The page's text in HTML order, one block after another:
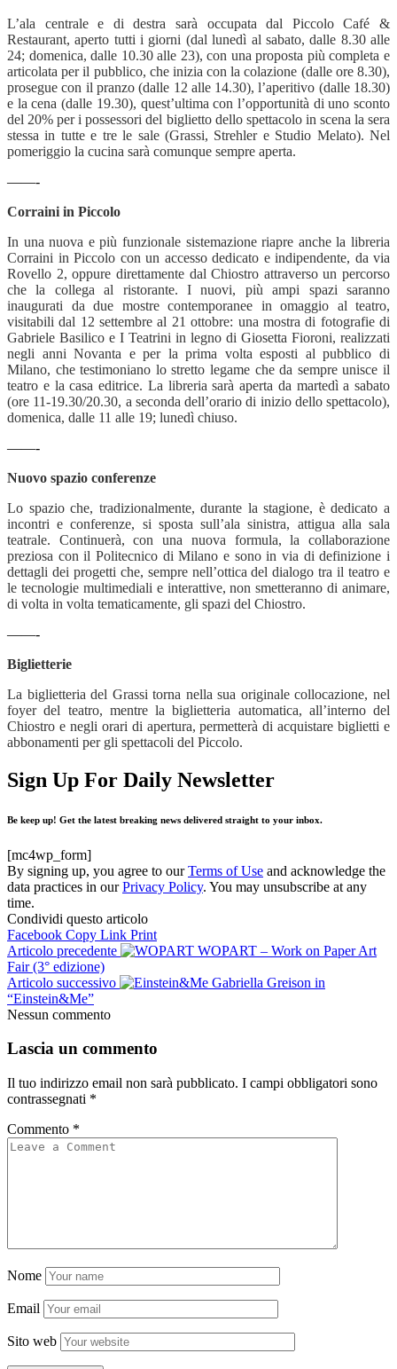
L’ala centrale e di destra sarà occupata dal Piccolo Café &
Restaurant, aperto tutti i giorni (dal lunedì al sabato, dalle 8.30 alle
24; domenica, dalle 10.30 alle 23), con una proposta più completa e
articolata per il pubblico, che inizia con la colazione (dalle ore 8.30),
prosegue con il pranzo (dalle 12 alle 14.30), l’aperitivo (dalle 18.30)
e la cena (dalle 19.30), quest’ultima con l’opportunità di uno sconto
del 20% per i possessori del biglietto dello spettacolo in scena la sera
stessa in tutte e tre le sale (Grassi, Strehler e Studio Melato). Nel
pomeriggio la cucina sarà comunque sempre aperta.
——-
Corraini in Piccolo
In una nuova e più funzionale sistemazione riapre anche la libreria
Corraini in Piccolo con un accesso dedicato e indipendente, da via
Rovello 2, oppure direttamente dal Chiostro attraverso un percorso
che la collega al ristorante. I nuovi, più ampi spazi saranno
inaugurati da due mostre contemporanee in omaggio al teatro,
visitabili dal 12 settembre al 21 ottobre: una mostra di fotografie di
Gabriele Basilico e I Teatrini in legno di Giosetta Fioroni, realizzati
negli anni Novanta e per la prima volta esposti al pubblico di
Milano, che testimoniano lo stretto legame che da sempre unisce il
teatro e la casa editrice. La libreria sarà aperta da martedì a sabato
(ore 11-19.30/20.30, a seconda dell’orario di inizio dello spettacolo),
domenica, dalle 11 alle 19; lunedì chiuso.
——-
Nuovo spazio conferenze
Lo spazio che, tradizionalmente, durante la stagione, è dedicato a
incontri e conferenze, si sposta sull’ala sinistra, attigua alla sala
teatrale. Continuerà, con una nuova formula, la collaborazione
preziosa con il Politecnico di Milano e sono in via di definizione i
dettagli dei progetti che, sempre nell’ottica del dialogo tra il teatro e
le tecnologie multimediali e interattive, non smetteranno di animare,
di volta in volta tematicamente, gli spazi del Chiostro.
——-
Biglietterie
La biglietteria del Grassi torna nella sua originale collocazione, nel
foyer del teatro, mentre la biglietteria automatica, all’interno del
Chiostro e negli orari di apertura, permetterà di acquistare biglietti e
abbonamenti per gli spettacoli del Piccolo.
Sign Up For Daily Newsletter
Be keep up! Get the latest breaking news delivered straight to your inbox.
[mc4wp_form]
By signing up, you agree to ourTerms of Use and acknowledge the
data practices in ourPrivacy Policy. You may unsubscribe at any
time.
Condividi questo articolo
Facebook Copy Link Print
Articolo precedente
WOPART – Work on Paper Art
Fair (3° edizione)
Articolo successivo
Gabriella Greison in
“Einstein&Me”
Nessun commento
Lascia un commento
Il tuo indirizzo email non sarà pubblicato. I campi obbligatori sono
contrassegnati *
Commento *
Nome
Email
Sito web